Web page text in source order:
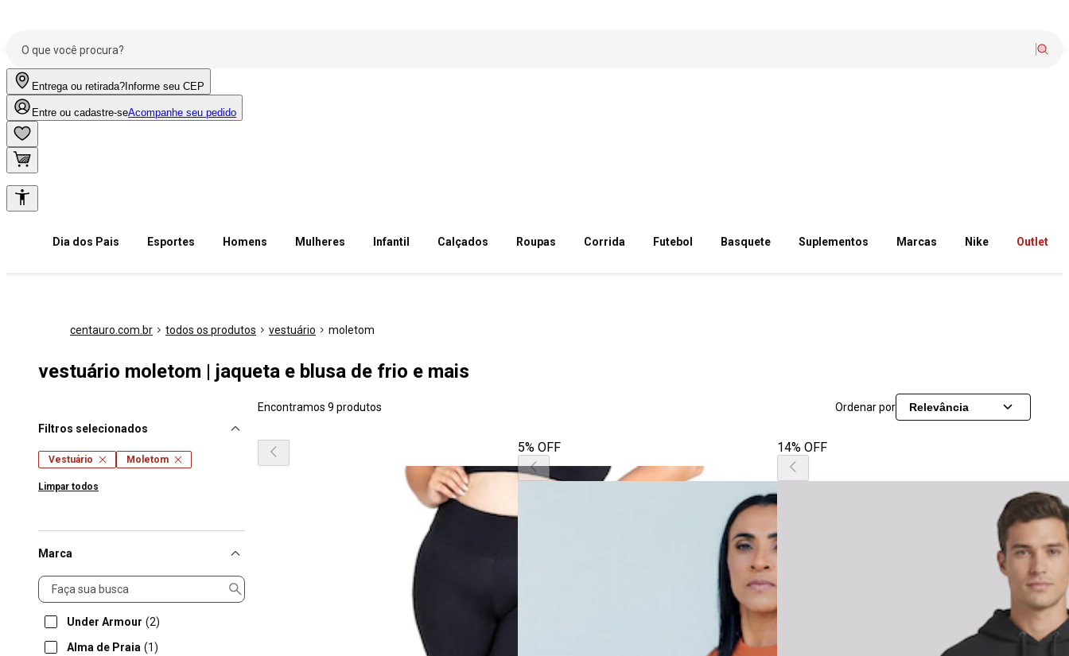
Entrega ou retirada? Informe seu CEP
Entre ou cadastre-seAcompanhe seu pedido
Dia dos Pais Esportes Homens Mulheres Infantil Calçados Roupas Corrida Futebol Basquete Suplementos Marcas Nike Outlet
centauro.com.br todos os produtos vestuário moletom
vestuário moletom | jaqueta e blusa de frio e mais
Filtros selecionados
Vestuário Moletom
Limpar todos
Marca
Marca
Under Armour (2)
Alma de Praia (1)
Encontramos 9 produtos Ordenar por Relevância
5% OFF 14% OFF